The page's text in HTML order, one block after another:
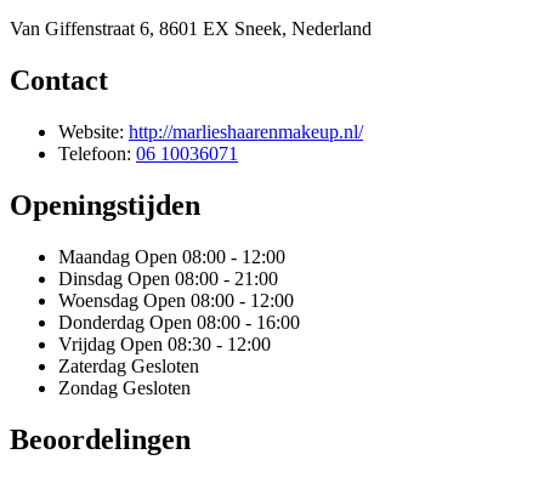
Van Giffenstraat 6, 8601 EX Sneek, Nederland
Contact
Website: http://marlieshaarenmakeup.nl/
Telefoon: 06 10036071
Openingstijden
Maandag Open 08:00 - 12:00
Dinsdag Open 08:00 - 21:00
Woensdag Open 08:00 - 12:00
Donderdag Open 08:00 - 16:00
Vrijdag Open 08:30 - 12:00
Zaterdag Gesloten
Zondag Gesloten
Beoordelingen